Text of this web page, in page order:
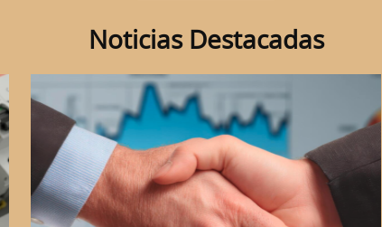
Noticias Destacadas